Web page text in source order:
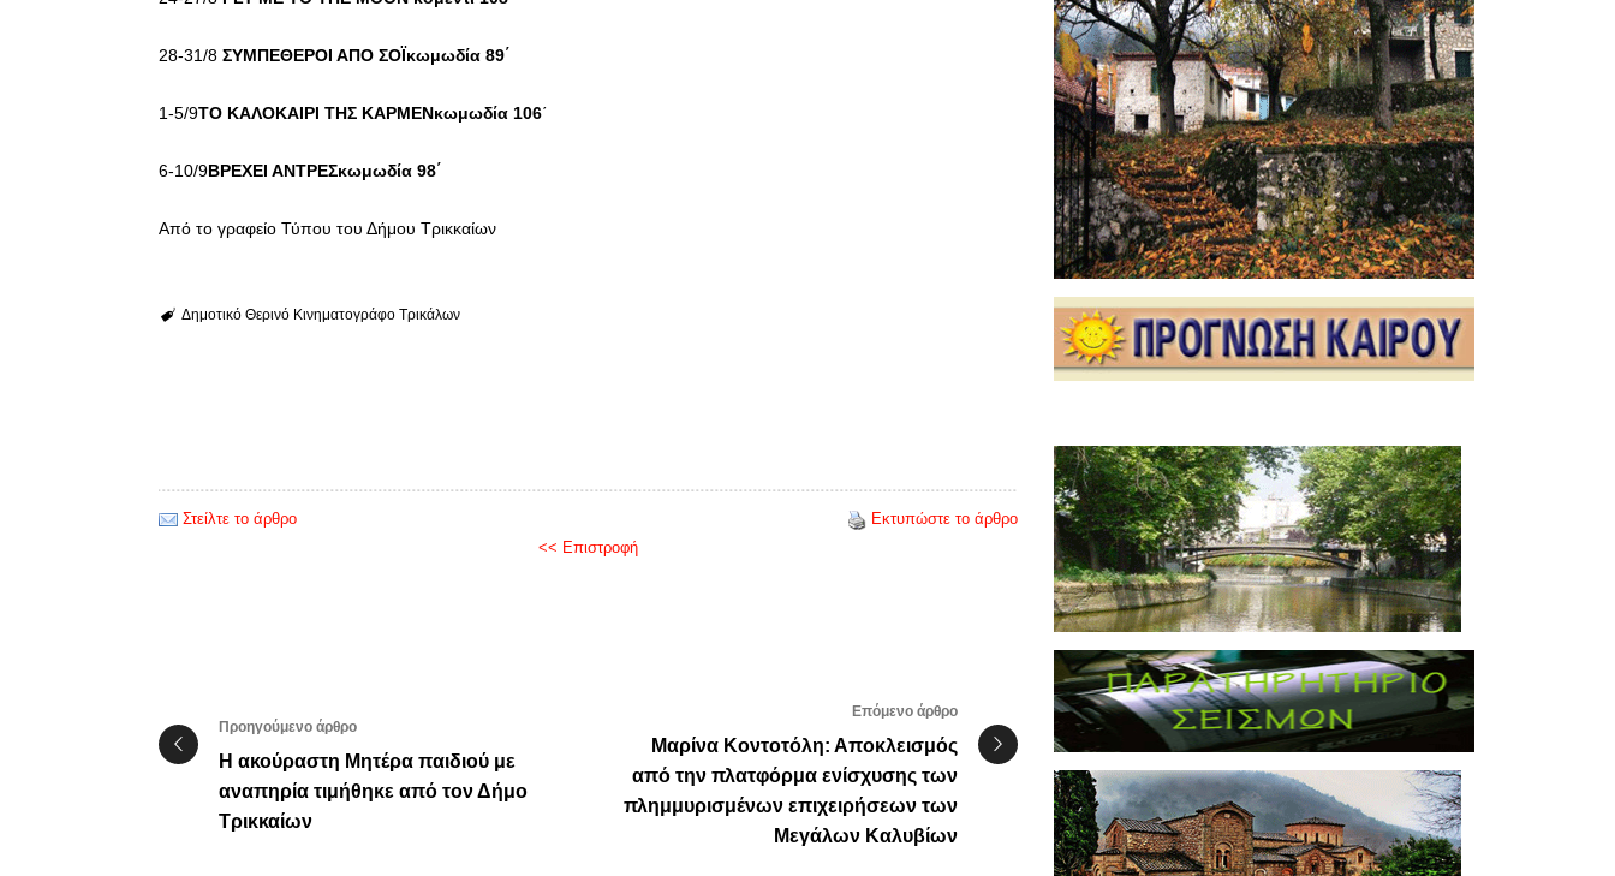
28-31/8 ΣΥΜΠΕΘΕΡΟΙ ΑΠΟ ΣΟΪκωμωδία 89΄
1-5/9ΤΟ ΚΑΛΟΚΑΙΡΙ ΤΗΣ ΚΑΡΜΕΝκωμωδία 106΄
6-10/9ΒΡΕΧΕΙ ΑΝΤΡΕΣκωμωδία 98΄
Από το γραφείο Τύπου του Δήμου Τρικκαίων
Δημοτικό Θερινό Κινηματογράφο Τρικάλων
Στείλτε το άρθρο
Εκτυπώστε το άρθρο
<< Επιστροφή
Προηγούμενο άρθρο
Η ακούραστη Μητέρα παιδιού με
αναπηρία τιμήθηκε από τον Δήμο
Τρικκαίων
Επόμενο άρθρο
Μαρίνα Κοντοτόλη: Αποκλεισμός
από την πλατφόρμα ενίσχυσης των
πλημμυρισμένων επιχειρήσεων των
Μεγάλων Καλυβίων